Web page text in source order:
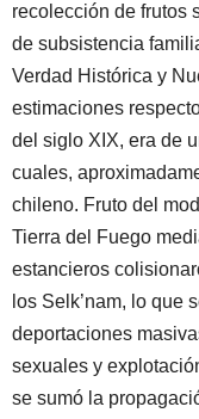
recolección de frutos
de subsistencia
Verdad Histórica y
estimaciones
del siglo XIX, era de
cuales,
chileno. Fruto del
Tierra del Fuego
estancieros
los Selk’nam, lo que
deportaciones
sexuales y
se sumó la